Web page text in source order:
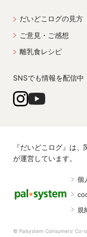
だいどこログの見方
ご意見・ご感想
離乳食レシピ
SNSでも情報を配信中
『だいどこログ』は
が運営しています。
個
規
© Palsystem Consumers' Co-